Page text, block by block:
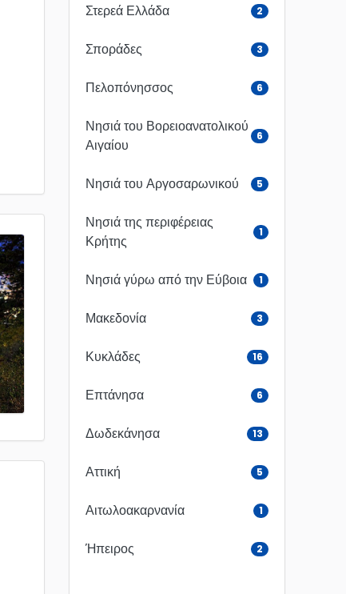
Στερεά Ελλάδα 2
Σποράδες 3
Πελοπόνησσος 6
Νησιά του Βορειοανατολικού
Αιγαίου
6
Νησιά του Αργοσαρωνικού 5
Νησιά της περιφέρειας
Κρήτης
1
Νησιά γύρω από την Εύβοια 1
Μακεδονία 3
Κυκλάδες 16
Επτάνησα 6
Δωδεκάνησα 13
Αττική 5
Αιτωλοακαρνανία 1
Ήπειρος 2